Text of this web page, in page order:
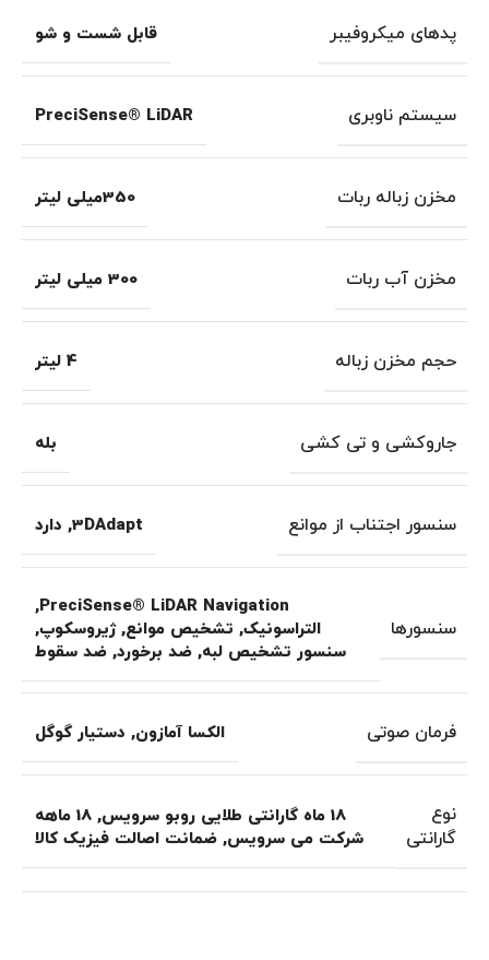
پدهای میکروفیبر قابل شست و شو
سیستم ناوبری PreciSense® LiDAR
مخزن زباله ربات 350میلی لیتر
مخزن آب ربات 300 میلی لیتر
حجم مخزن زباله 4 لیتر
جاروکشی و تی کشی بله
سنسور اجتناب از موانع 3DAdapt
, دارد
سنسورها
PreciSense® LiDAR Navigation
,
التراسونیک, تشخیص موانع,ژیروسکوپ,
سنسور تشخیص لبه, ضد برخورد, ضد سقوط
فرمان صوتی الکسا آمازون, دستیار گوگل
نوع
گارانتی
18 ماه گارانتی طلایی روبو سرویس ,
18 ماهه
شرکت می سرویس, ضمانت اصالت فیزیک کالا